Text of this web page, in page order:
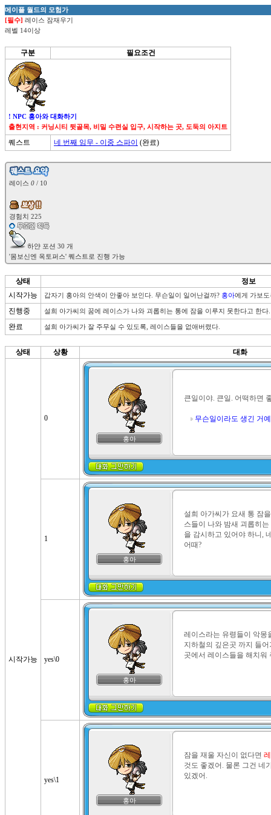
메이플 월드의 모험가
[필수] 레이스 잠재우기
레벨 14이상
구분 필요조건
! NPC 홍아와 대화하기
출현지역 : 커닝시티 뒷골목, 비밀 수련실 입구, 시작하는 곳, 도둑의 아지트
퀘스트 네 번째 임무 - 이중 스파이 (완료)
레이스 0 / 10
하얀 포션 30 개
상태
정보
시작가능
갑자기 홍아의 안색이 안좋아 보인다. 무슨일이 일어난걸까? 홍아에게 가보
진행중 설희 아가씨의 꿈에 레이스가 나와 괴롭히는 통에 잠을 이루지 못한다고 한
완료 설희 아가씨가 잘 주무실 수 있도록, 레이스들을 없애버렸다.
상태 상황 대화
시작가능
0
홍아
큰일이야. 큰일. 어떡하면
무슨일이라도 생긴 거
1
홍아
설희 아가씨가 요새 통 잠
스들이 나와 밤새 괴롭히
을 감시하고 있어야 하니,
어때?
yes\0
홍아
레이스라는 유령들이 악몽
지하철의 깊은곳 까지 들
곳에서 레이스들을 해치워
yes\1
홍아
잠을 재울 자신이 없다면
것도 좋겠어. 물론 그건 네
있겠어.